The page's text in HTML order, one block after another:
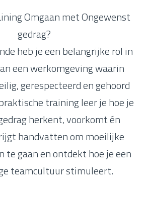
Omgaan met Ongewenst
gedrag?
heb je een belangrijke rol in
een werkomgeving waarin
gerespecteerd en gehoord
training leer je hoe je
herkent, voorkomt én
handvatten om moeilijke
te gaan en ontdekt hoe je een
teamcultuur stimuleert.